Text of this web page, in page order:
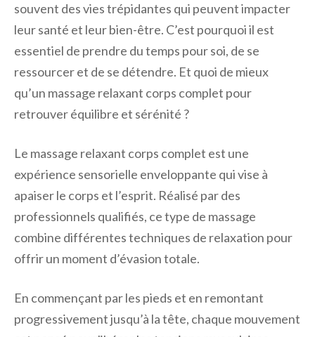
souvent des vies trépidantes qui peuvent impacter
leur santé et leur bien-être. C’est pourquoi il est
essentiel de prendre du temps pour soi, de se
ressourcer et de se détendre. Et quoi de mieux
qu’un massage relaxant corps complet pour
retrouver équilibre et sérénité ?
Le massage relaxant corps complet est une
expérience sensorielle enveloppante qui vise à
apaiser le corps et l’esprit. Réalisé par des
professionnels qualifiés, ce type de massage
combine différentes techniques de relaxation pour
offrir un moment d’évasion totale.
En commençant par les pieds et en remontant
progressivement jusqu’à la tête, chaque mouvement